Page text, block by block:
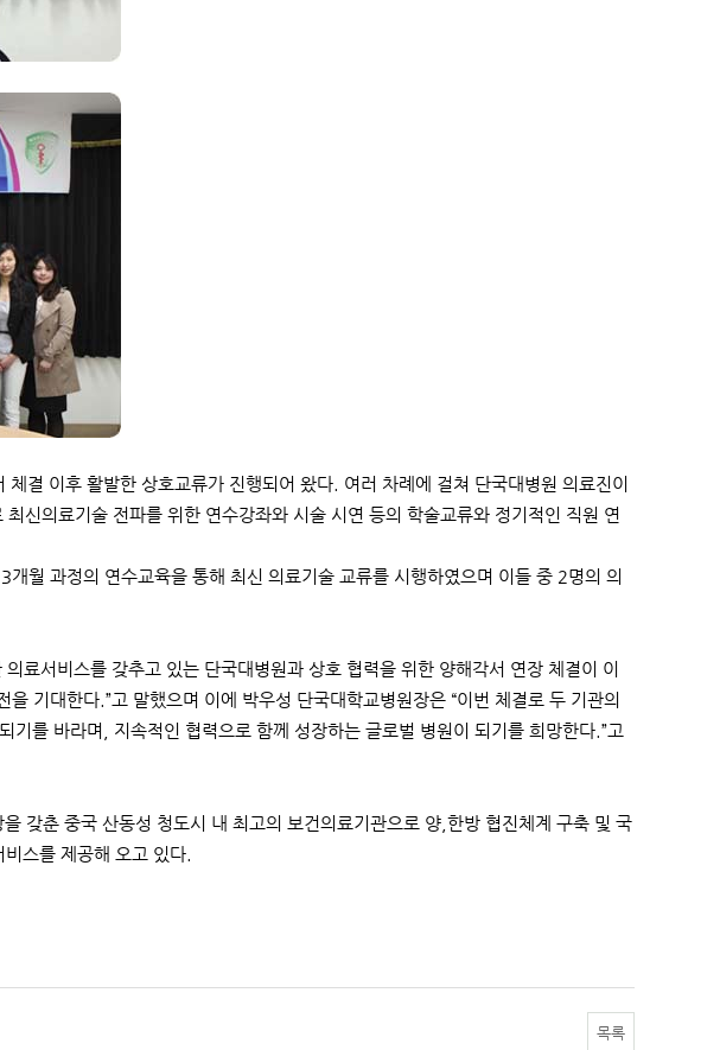
결 이후 활발한 상호교류가 진행되어 왔다. 여러 차례에 걸쳐 단국대병원 의료진이
신의료기술 전파를 위한 연수강좌와 시술 시연 등의 학술교류와 정기적인 직원 연
월 과정의 연수교육을 통해 최신 의료기술 교류를 시행하였으며 이들 중 2명의 의
료서비스를 갖추고 있는 단국대병원과 상호 협력을 위한 양해각서 연장 체결이 이
기대한다.”고 말했으며 이에 박우성 단국대학교병원장은 “이번 체결로 두 기관의
기를 바라며, 지속적인 협력으로 함께 성장하는 글로벌 병원이 되기를 희망한다.”고
갖춘 중국 산동성 청도시 내 최고의 보건의료기관으로 양,한방 협진체계 구축 및 국
스를 제공해 오고 있다.
목록